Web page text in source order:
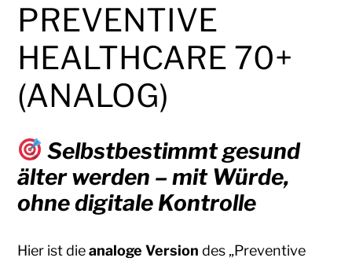
PREVENTIVE
HEALTHCARE 70+
(ANALOG)
Selbstbestimmt gesund
älter werden – mit Würde,
ohne digitale Kontrolle
Hier ist dieanaloge Version des „Preventive